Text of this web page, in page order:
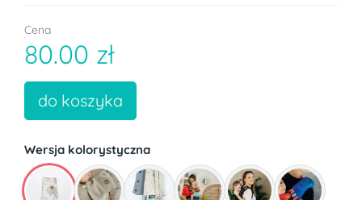
Cena
80.00 zł
do koszyka
Wersja kolorystyczna